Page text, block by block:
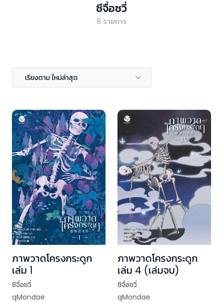
ซีจื่อซวี่
8 รายการ
เรียงตาม ใหม่ล่าสุด
ภาพวาดโครงกระดูก
เล่ม 1
ซีจื่อซวี่
qMondae
ภาพวาดโครงกระดูก
เล่ม 4 (เล่มจบ)
ซีจื่อซวี่
qMondae